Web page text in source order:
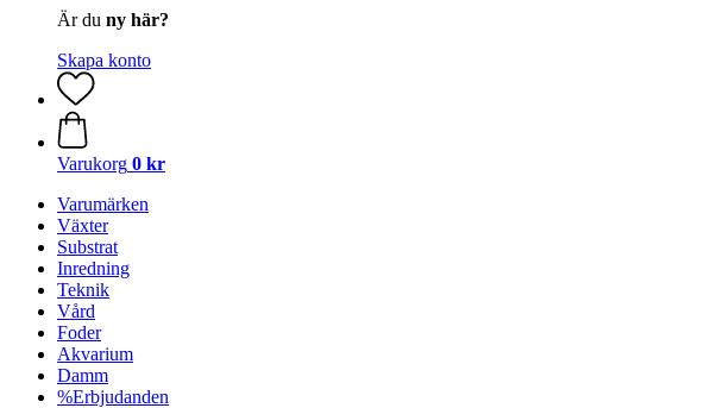
Är du ny här?
Skapa konto
Varukorg 0 kr
Varumärken
Växter
Substrat
Inredning
Teknik
Vård
Foder
Akvarium
Damm
%Erbjudanden